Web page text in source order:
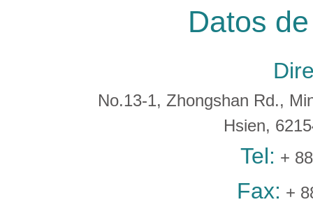
Datos
No.13-1, Zhongshan Rd.,
Hsien,
Tel: +
Fax: +